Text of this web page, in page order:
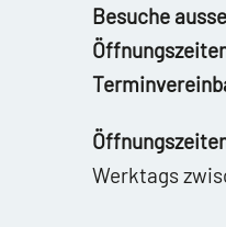
Besuche
Werktags